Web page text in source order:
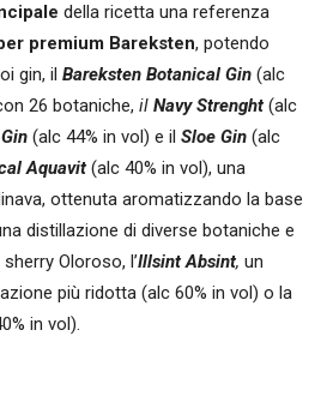
della ricetta una referenza
premium Bareksten, potendo
gin, il Bareksten Botanical Gin (alc
26 botaniche, il Navy Strenght (alc
(alc 44% in vol) e il Sloe Gin (alc
Aquavit (alc 40% in vol), una
ottenuta aromatizzando la base
distillazione di diverse botaniche e
Oloroso, l’Illsint Absint, un
più ridotta (alc 60% in vol) o la
in vol).